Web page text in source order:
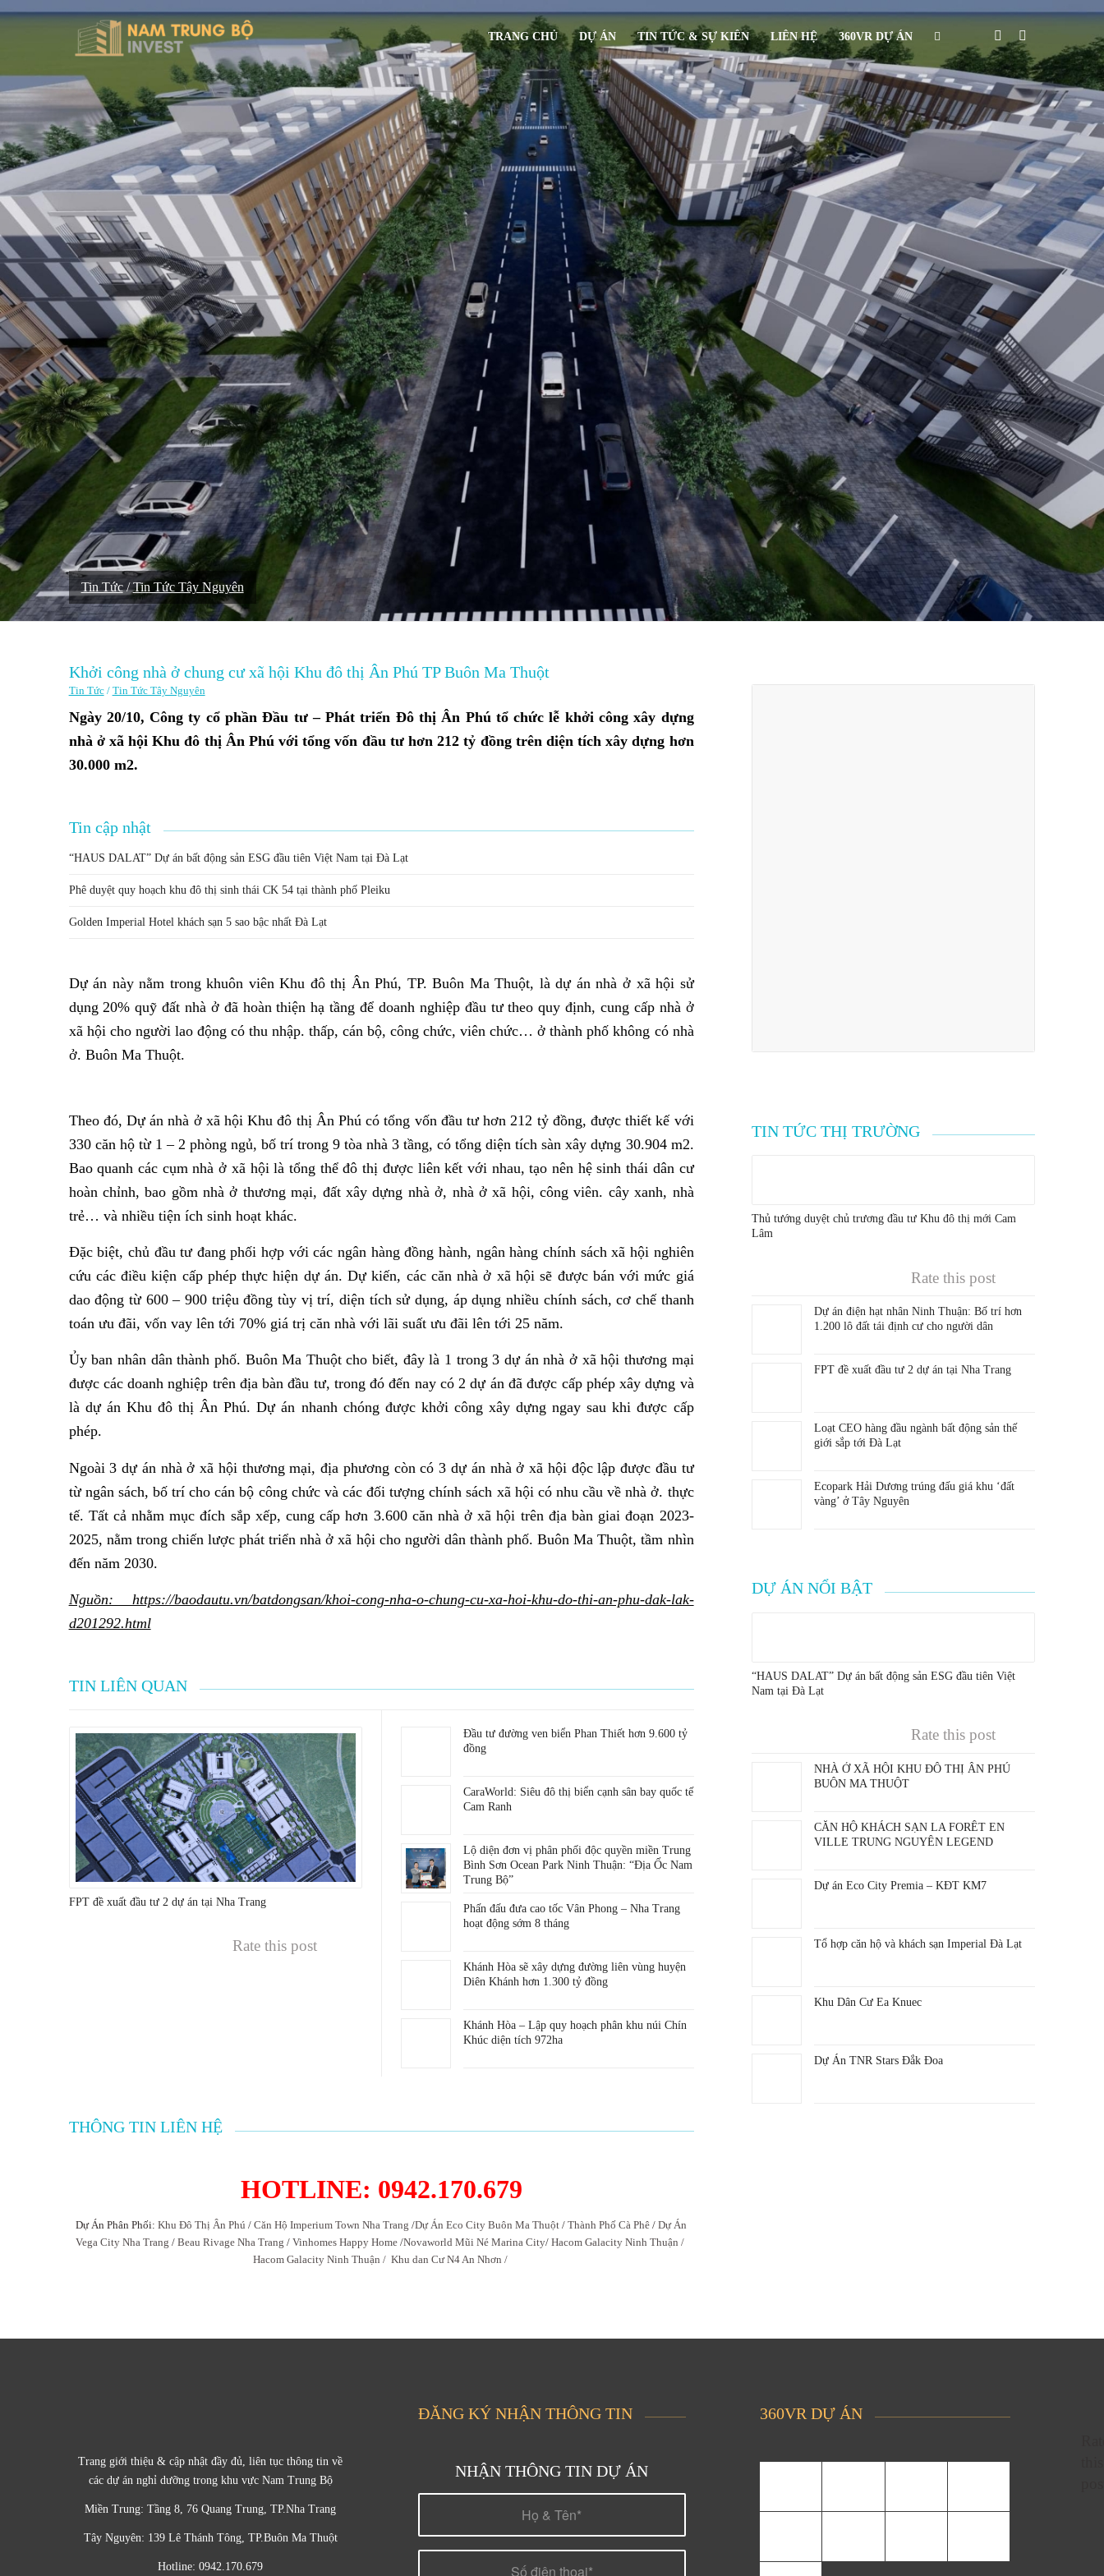
TRANG CHỦ DỰ ÁN TIN TỨC & SỰ KIÊN LIÊN HỆ 360VR DỰ ÁN
Tin Tức/Tin Tức Tây Nguyên
Khởi công nhà ở chung cư xã hội Khu đô thị Ân Phú TP Buôn Ma Thuột
Tin Tức/ Tin Tức Tây Nguyên
Ngày 20/10, Công ty cổ phần Đầu tư – Phát triển Đô thị Ân Phú tổ chức lễ khởi công xây dựng
nhà ở xã hội Khu đô thị Ân Phú với tổng vốn đầu tư hơn 212 tỷ đồng trên diện tích xây dựng hơn
30.000 m2.
Tin cập nhật
“HAUS DALAT” Dự án bất động sản ESG đầu tiên Việt Nam tại Đà Lạt
Phê duyệt quy hoạch khu đô thị sinh thái CK 54 tại thành phố Pleiku
Golden Imperial Hotel khách sạn 5 sao bậc nhất Đà Lạt
Dự án này nằm trong khuôn viên Khu đô thị Ân Phú, TP. Buôn Ma Thuột, là dự án nhà ở xã hội sử
dụng 20% quỹ đất nhà ở đã hoàn thiện hạ tầng để doanh nghiệp đầu tư theo quy định, cung cấp nhà ở
xã hội cho người lao động có thu nhập. thấp, cán bộ, công chức, viên chức… ở thành phố không có nhà
ở. Buôn Ma Thuột.
Theo đó, Dự án nhà ở xã hội Khu đô thị Ân Phú có tổng vốn đầu tư hơn 212 tỷ đồng, được thiết kế với
330 căn hộ từ 1 – 2 phòng ngủ, bố trí trong 9 tòa nhà 3 tầng, có tổng diện tích sàn xây dựng 30.904 m2.
Bao quanh các cụm nhà ở xã hội là tổng thể đô thị được liên kết với nhau, tạo nên hệ sinh thái dân cư
hoàn chỉnh, bao gồm nhà ở thương mại, đất xây dựng nhà ở, nhà ở xã hội, công viên. cây xanh, nhà
trẻ… và nhiều tiện ích sinh hoạt khác.
Đặc biệt, chủ đầu tư đang phối hợp với các ngân hàng đồng hành, ngân hàng chính sách xã hội nghiên
cứu các điều kiện cấp phép thực hiện dự án. Dự kiến, các căn nhà ở xã hội sẽ được bán với mức giá
dao động từ 600 – 900 triệu đồng tùy vị trí, diện tích sử dụng, áp dụng nhiều chính sách, cơ chế thanh
toán ưu đãi, vốn vay lên tới 70% giá trị căn nhà với lãi suất ưu đãi lên tới 25 năm.
Ủy ban nhân dân thành phố. Buôn Ma Thuột cho biết, đây là 1 trong 3 dự án nhà ở xã hội thương mại
được các doanh nghiệp trên địa bàn đầu tư, trong đó đến nay có 2 dự án đã được cấp phép xây dựng và
là dự án Khu đô thị Ân Phú. Dự án nhanh chóng được khởi công xây dựng ngay sau khi được cấp
phép.
Ngoài 3 dự án nhà ở xã hội thương mại, địa phương còn có 3 dự án nhà ở xã hội độc lập được đầu tư
từ ngân sách, bố trí cho cán bộ công chức và các đối tượng chính sách xã hội có nhu cầu về nhà ở. thực
tế. Tất cả nhằm mục đích sắp xếp, cung cấp hơn 3.600 căn nhà ở xã hội trên địa bàn giai đoạn 2023-
2025, nằm trong chiến lược phát triển nhà ở xã hội cho người dân thành phố. Buôn Ma Thuột, tầm nhìn
đến năm 2030.
Nguồn: https://baodautu.vn/batdongsan/khoi-cong-nha-o-chung-cu-xa-hoi-khu-do-thi-an-phu-dak-lak-
d201292.html
TIN LIÊN QUAN
FPT đề xuất đầu tư 2 dự án tại Nha Trang
Rate this post
Đầu tư đường ven biển Phan Thiết hơn 9.600 tỷ
đồng
CaraWorld: Siêu đô thị biển cạnh sân bay quốc tế
Cam Ranh
Lộ diện đơn vị phân phối độc quyền miền Trung
Bình Sơn Ocean Park Ninh Thuận: “Địa Ốc Nam
Trung Bộ”
Phấn đấu đưa cao tốc Vân Phong – Nha Trang
hoạt động sớm 8 tháng
Khánh Hòa sẽ xây dựng đường liên vùng huyện
Diên Khánh hơn 1.300 tỷ đồng
Khánh Hòa – Lập quy hoạch phân khu núi Chín
Khúc diện tích 972ha
THÔNG TIN LIÊN HỆ
HOTLINE: 0942.170.679
Dự Án Phân Phối:Khu Đô Thị Ân Phú /Căn Hộ Imperium Town Nha Trang /Dự Án Eco City Buôn Ma Thuột /Thành Phố Cà Phê /Dự Án
Vega City Nha Trang /Beau Rivage Nha Trang /Vinhomes Happy Home/Novaworld Mũi Né Marina City/Hacom Galacity Ninh Thuận /
Hacom Galacity Ninh Thuận / Khu dan Cư N4 An Nhơn /
TIN TỨC THỊ TRƯỜNG
Thủ tướng duyệt chủ trương đầu tư Khu đô thị mới Cam
Lâm
Rate this post
Dự án điện hạt nhân Ninh Thuận: Bố trí hơn
1.200 lô đất tái định cư cho người dân
FPT đề xuất đầu tư 2 dự án tại Nha Trang
Loạt CEO hàng đầu ngành bất động sản thế
giới sắp tới Đà Lạt
Ecopark Hải Dương trúng đấu giá khu ‘đất
vàng’ ở Tây Nguyên
DỰ ÁN NỔI BẬT
“HAUS DALAT” Dự án bất động sản ESG đầu tiên Việt
Nam tại Đà Lạt
Rate this post
NHÀ Ở XÃ HỘI KHU ĐÔ THỊ ÂN PHÚ
BUÔN MA THUỘT
CĂN HỘ KHÁCH SẠN LA FORÊT EN
VILLE TRUNG NGUYÊN LEGEND
Dự án Eco City Premia – KĐT KM7
Tổ hợp căn hộ và khách sạn Imperial Đà Lạt
Khu Dân Cư Ea Knuec
Dự Án TNR Stars Đắk Đoa
Trang giới thiệu & cập nhật đầy đủ, liên tục thông tin về
các dự án nghỉ dưỡng trong khu vực Nam Trung Bộ
Miền Trung: Tầng 8, 76 Quang Trung, TP.Nha Trang
Tây Nguyên: 139 Lê Thánh Tông, TP.Buôn Ma Thuột
Hotline: 0942.170.679
ĐĂNG KÝ NHẬN THÔNG TIN
NHẬN THÔNG TIN DỰ ÁN
360VR DỰ ÁN